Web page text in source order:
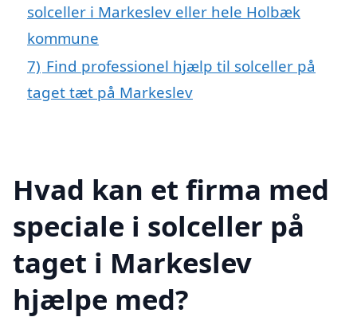
solceller i Markeslev eller hele Holbæk
kommune
7) Find professionel hjælp til solceller på
taget tæt på Markeslev
Hvad kan et firma med
speciale i solceller på
taget i Markeslev
hjælpe med?